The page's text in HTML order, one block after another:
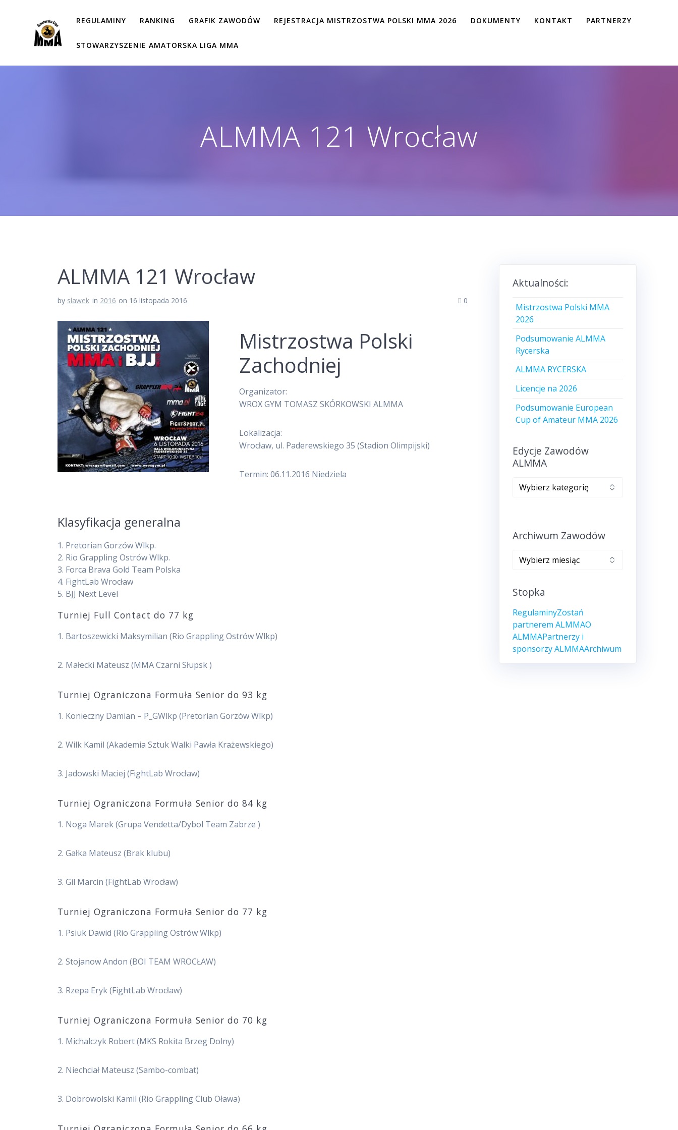
REGULAMINY RANKING GRAFIK ZAWODÓW REJESTRACJA MISTRZOSTWA POLSKI MMA 2026 DOKUMENTY KONTAKT PARTNERZY
STOWARZYSZENIE AMATORSKA LIGA MMA
ALMMA 121 Wrocław
ALMMA 121 Wrocław
by slawek in 2016 on 16 listopada 2016 0
Mistrzostwa Polski
Zachodniej
Organizator:
WROX GYM TOMASZ SKÓRKOWSKI ALMMA
Lokalizacja:
Wrocław, ul. Paderewskiego 35 (Stadion Olimpijski)
Termin: 06.11.2016 Niedziela
Klasyfikacja generalna
1. Pretorian Gorzów Wlkp.
2. Rio Grappling Ostrów Wlkp.
3. Forca Brava Gold Team Polska
4. FightLab Wrocław
5. BJJ Next Level
Turniej Full Contact do 77 kg
1. Bartoszewicki Maksymilian (Rio Grappling Ostrów Wlkp)
2. Małecki Mateusz (MMA Czarni Słupsk )
Turniej Ograniczona Formuła Senior do 93 kg
1. Konieczny Damian – P_GWlkp (Pretorian Gorzów Wlkp)
2. Wilk Kamil (Akademia Sztuk Walki Pawła Krażewskiego)
3. Jadowski Maciej (FightLab Wrocław)
Turniej Ograniczona Formuła Senior do 84 kg
1. Noga Marek (Grupa Vendetta/Dybol Team Zabrze )
2. Gałka Mateusz (Brak klubu)
3. Gil Marcin (FightLab Wrocław)
Turniej Ograniczona Formuła Senior do 77 kg
1. Psiuk Dawid (Rio Grappling Ostrów Wlkp)
2. Stojanow Andon (BOI TEAM WROCŁAW)
3. Rzepa Eryk (FightLab Wrocław)
Turniej Ograniczona Formuła Senior do 70 kg
1. Michalczyk Robert (MKS Rokita Brzeg Dolny)
2. Niechciał Mateusz (Sambo-combat)
3. Dobrowolski Kamil (Rio Grappling Club Oława)
Aktualności:
Mistrzostwa Polski MMA
2026
Podsumowanie ALMMA
Rycerska
ALMMA RYCERSKA
Licencje na 2026
Podsumowanie European
Cup of Amateur MMA 2026
Edycje Zawodów
ALMMA
Edycje
zawodów
Archiwum Zawodów
Archiwum
zawodów
Stopka
RegulaminyZostań
partnerem ALMMAO
ALMMAPartnerzy i
sponsorzy ALMMAArchiwum